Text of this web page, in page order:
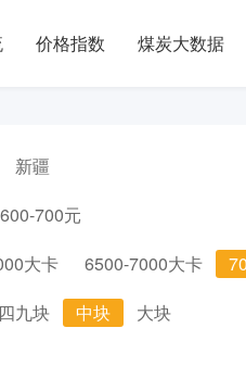
价格指数 煤炭大数据
新疆
600-700元
大卡 6500-7000大卡
四九块 中块
大块